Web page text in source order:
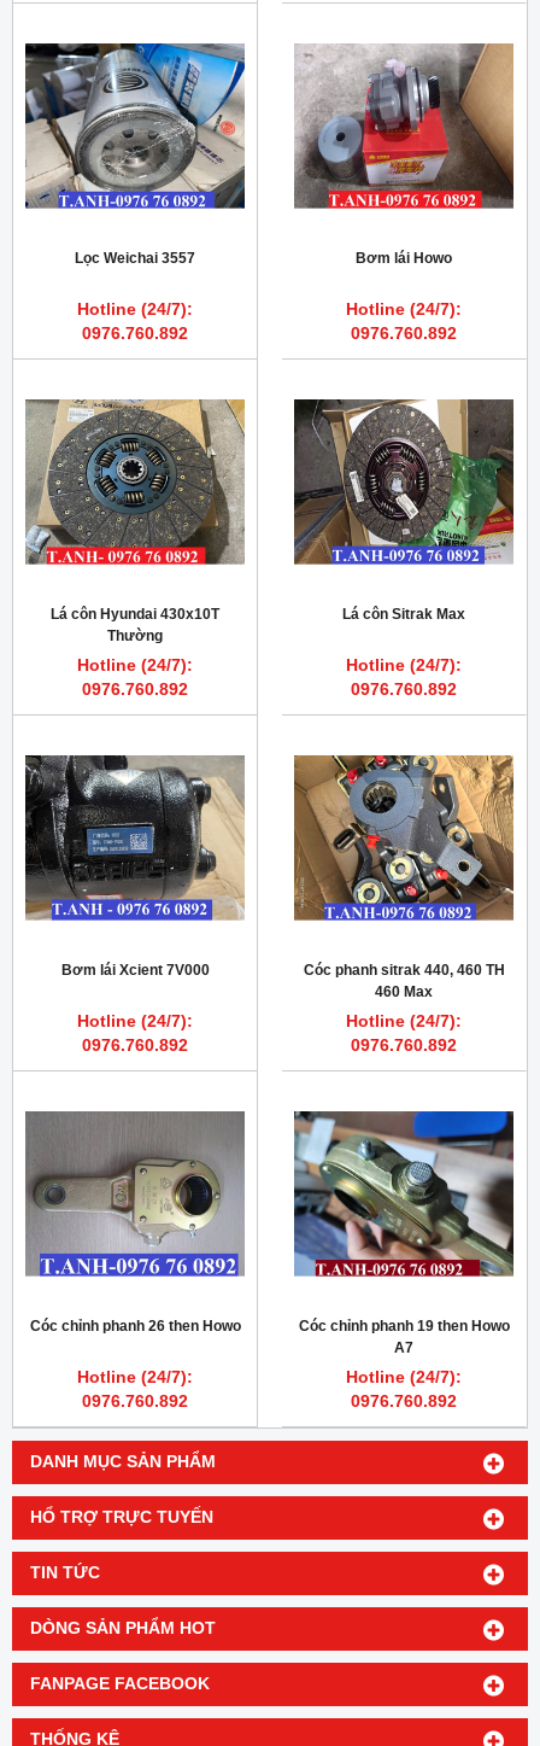
DANH MỤC SẢN PHẨM
HỔ TRỢ TRỰC TUYẾN
TIN TỨC
DÒNG SẢN PHẨM HOT
FANPAGE FACEBOOK
THỐNG KÊ
Lọc Weichai 3557
Hotline (24/7):
0976.760.892
Bơm lái Howo
Hotline (24/7):
0976.760.892
Lá côn Hyundai 430x10T
Thường
Hotline (24/7):
0976.760.892
Lá côn Sitrak Max
Hotline (24/7):
0976.760.892
Bơm lái Xcient 7V000
Hotline (24/7):
0976.760.892
Cóc phanh sitrak 440, 460 TH
460 Max
Hotline (24/7):
0976.760.892
Cóc chỉnh phanh 26 then Howo
Hotline (24/7):
0976.760.892
Cóc chỉnh phanh 19 then Howo
A7
Hotline (24/7):
0976.760.892